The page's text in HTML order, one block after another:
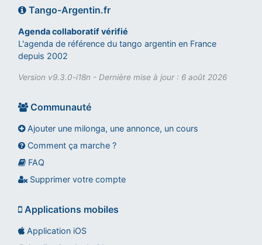
Tango-Argentin.fr
Agenda collaboratif vérifié
L'agenda de référence du tango argentin en France
depuis 2002
Version v9.3.0-i18n - Dernière mise à jour : 6 août 2026
Communauté
Ajouter une milonga, une annonce, un cours
Comment ça marche ?
FAQ
Supprimer votre compte
Applications mobiles
Application iOS
Assistant tango-argentin.fr
Questions sur les milongas, cours et stages